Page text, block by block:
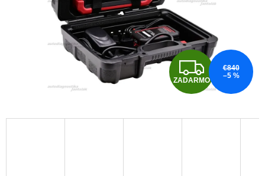
Z
A
D
ZADARMO
€840
–5 %